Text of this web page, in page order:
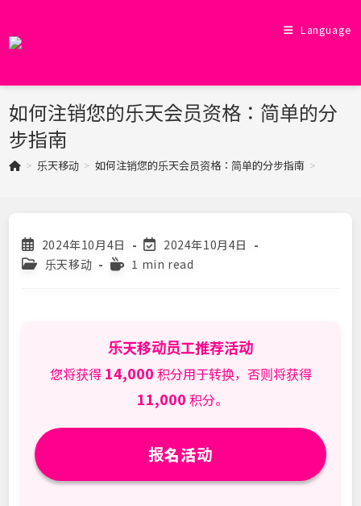
content
Language
如何注销您的乐天会员资格：简单的分
步指南
> 乐天移动 > 如何注销您的乐天会员资格：简单的分步指南 >
Post
published:
2024年10月4日
Post
last
2024年10月4日
Post乐天移动
Reading
1 min read
乐天移动员工推荐活动
您将获得 14,000 积分用于转换，否则将获得
11,000 积分。
报名活动